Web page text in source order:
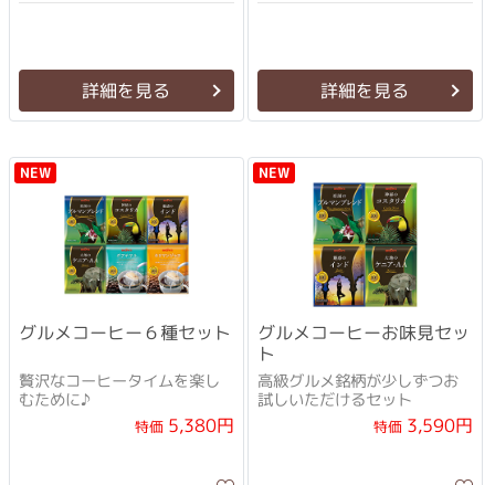
詳細を見る 詳細を見る
NEW
グルメコーヒー６種セット
贅沢なコーヒータイムを楽し
むために♪
特価5,380円
NEW
グルメコーヒーお味見セッ
ト
高級グルメ銘柄が少しずつお
試しいただけるセット
特価3,590円